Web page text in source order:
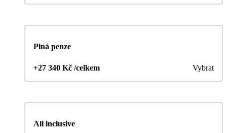
Plná penze
+27 340 Kč /celkem Vybrat
All inclusive